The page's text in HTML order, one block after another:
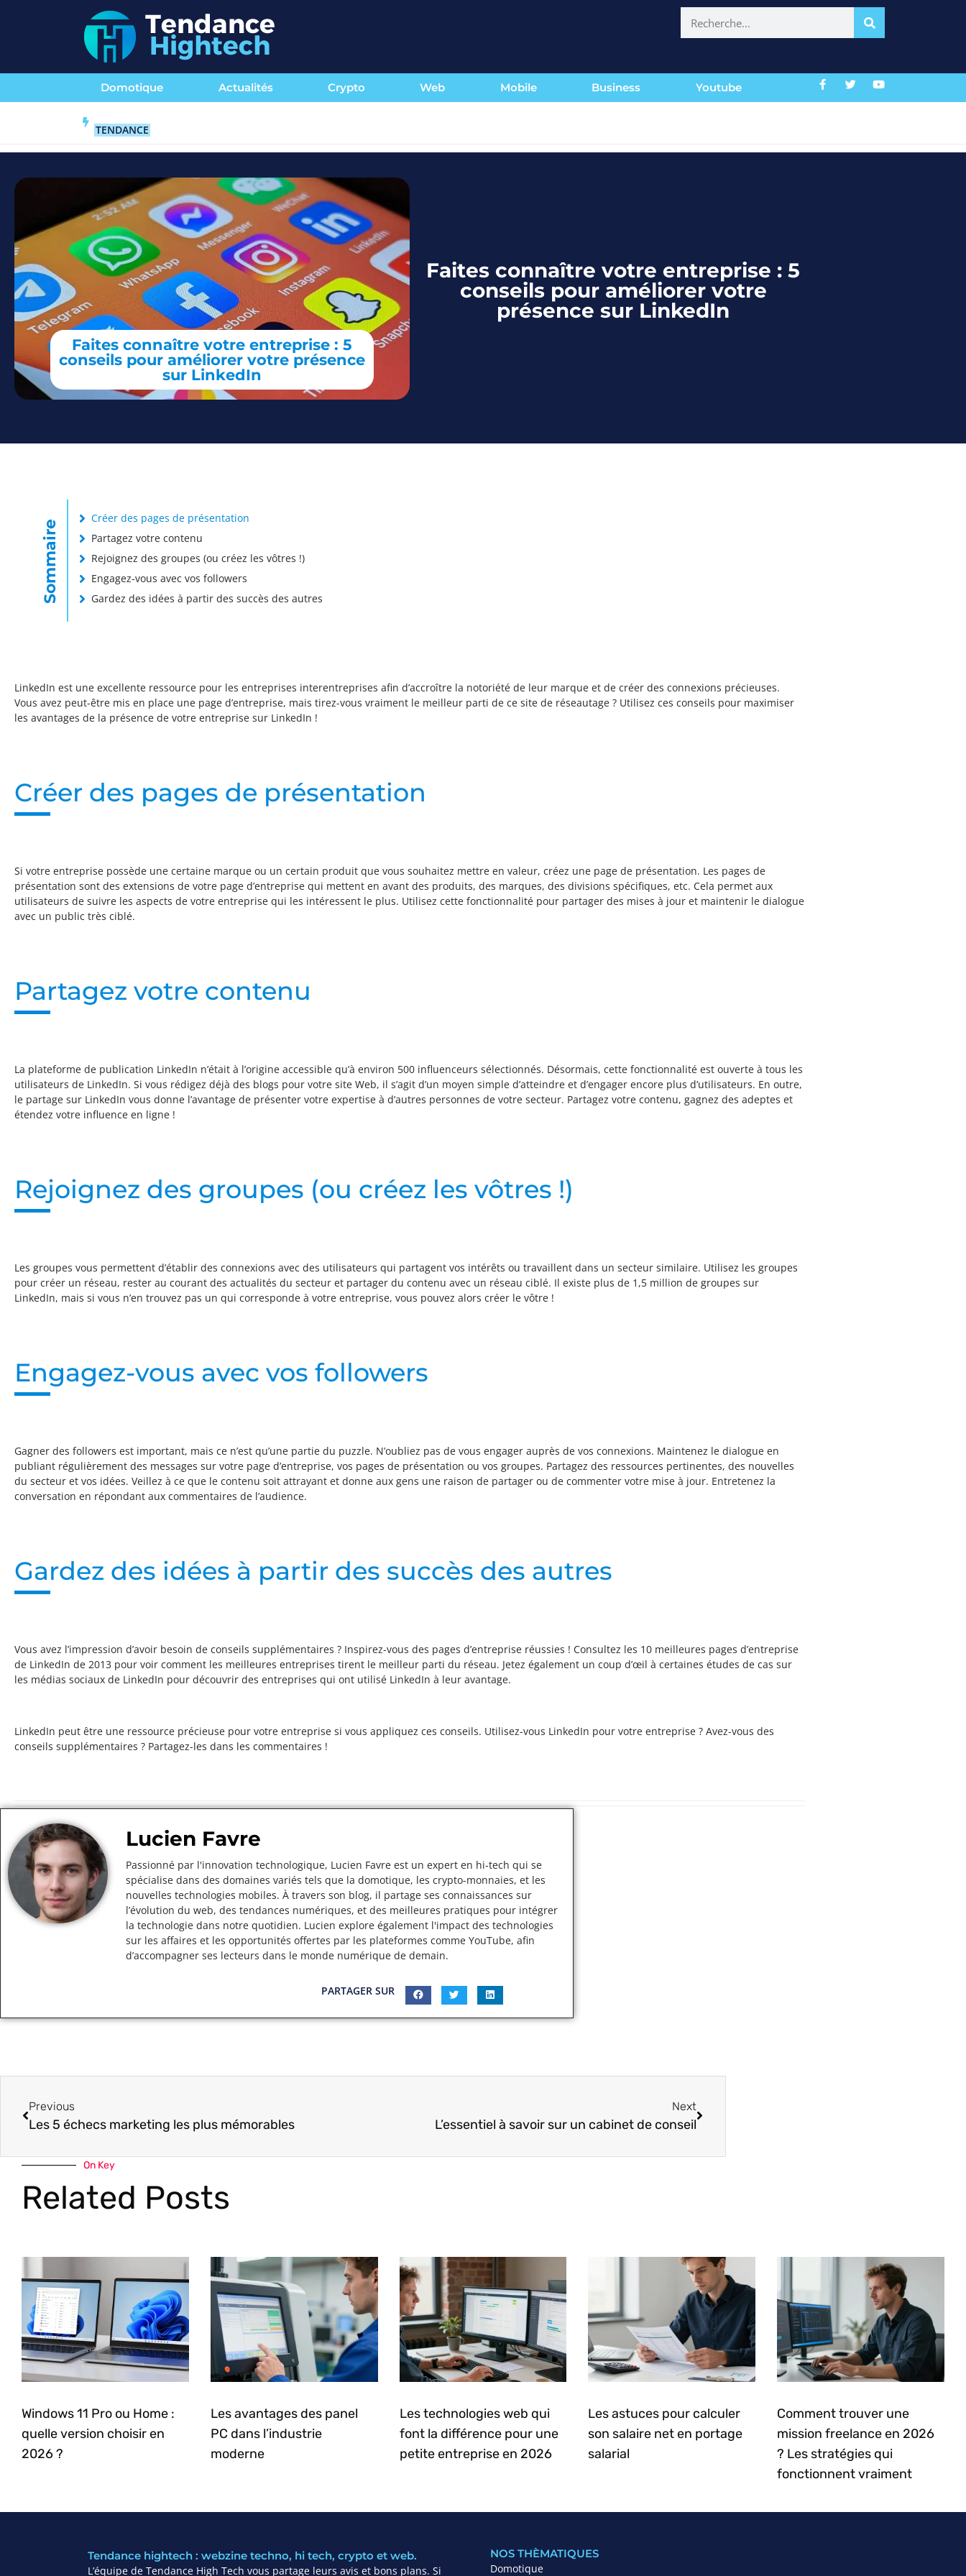
Domotique Actualités Crypto Web Mobile Business Youtube
TENDANCE
Faites connaître votre entreprise : 5
conseils pour améliorer votre présence
sur LinkedIn
Faites connaître votre entreprise : 5
conseils pour améliorer votre
présence sur LinkedIn
Sommaire
Créer des pages de présentation
Partagez votre contenu
Rejoignez des groupes (ou créez les vôtres !)
Engagez-vous avec vos followers
Gardez des idées à partir des succès des autres
LinkedIn est une excellente ressource pour les entreprises interentreprises afin d’accroître la notoriété de leur marque et de créer des connexions précieuses.
Vous avez peut-être mis en place une page d’entreprise, mais tirez-vous vraiment le meilleur parti de ce site de réseautage ? Utilisez ces conseils pour maximiser
les avantages de la présence de votre entreprise sur LinkedIn !
Créer des pages de présentation
Si votre entreprise possède une certaine marque ou un certain produit que vous souhaitez mettre en valeur, créez une page de présentation. Les pages de
présentation sont des extensions de votre page d’entreprise qui mettent en avant des produits, des marques, des divisions spécifiques, etc. Cela permet aux
utilisateurs de suivre les aspects de votre entreprise qui les intéressent le plus. Utilisez cette fonctionnalité pour partager des mises à jour et maintenir le dialogue
avec un public très ciblé.
Partagez votre contenu
La plateforme de publication LinkedIn n’était à l’origine accessible qu’à environ 500 influenceurs sélectionnés. Désormais, cette fonctionnalité est ouverte à tous les
utilisateurs de LinkedIn. Si vous rédigez déjà des blogs pour votre site Web, il s’agit d’un moyen simple d’atteindre et d’engager encore plus d’utilisateurs. En outre,
le partage sur LinkedIn vous donne l’avantage de présenter votre expertise à d’autres personnes de votre secteur. Partagez votre contenu, gagnez des adeptes et
étendez votre influence en ligne !
Rejoignez des groupes (ou créez les vôtres !)
Les groupes vous permettent d’établir des connexions avec des utilisateurs qui partagent vos intérêts ou travaillent dans un secteur similaire. Utilisez les groupes
pour créer un réseau, rester au courant des actualités du secteur et partager du contenu avec un réseau ciblé. Il existe plus de 1,5 million de groupes sur
LinkedIn, mais si vous n’en trouvez pas un qui corresponde à votre entreprise, vous pouvez alors créer le vôtre !
Engagez-vous avec vos followers
Gagner des followers est important, mais ce n’est qu’une partie du puzzle. N’oubliez pas de vous engager auprès de vos connexions. Maintenez le dialogue en
publiant régulièrement des messages sur votre page d’entreprise, vos pages de présentation ou vos groupes. Partagez des ressources pertinentes, des nouvelles
du secteur et vos idées. Veillez à ce que le contenu soit attrayant et donne aux gens une raison de partager ou de commenter votre mise à jour. Entretenez la
conversation en répondant aux commentaires de l’audience.
Gardez des idées à partir des succès des autres
Vous avez l’impression d’avoir besoin de conseils supplémentaires ? Inspirez-vous des pages d’entreprise réussies ! Consultez les 10 meilleures pages d’entreprise
de LinkedIn de 2013 pour voir comment les meilleures entreprises tirent le meilleur parti du réseau. Jetez également un coup d’œil à certaines études de cas sur
les médias sociaux de LinkedIn pour découvrir des entreprises qui ont utilisé LinkedIn à leur avantage.
LinkedIn peut être une ressource précieuse pour votre entreprise si vous appliquez ces conseils. Utilisez-vous LinkedIn pour votre entreprise ? Avez-vous des
conseils supplémentaires ? Partagez-les dans les commentaires !
Lucien Favre
Passionné par l'innovation technologique, Lucien Favre est un expert en hi-tech qui se
spécialise dans des domaines variés tels que la domotique, les crypto-monnaies, et les
nouvelles technologies mobiles. À travers son blog, il partage ses connaissances sur
l’évolution du web, des tendances numériques, et des meilleures pratiques pour intégrer
la technologie dans notre quotidien. Lucien explore également l'impact des technologies
sur les affaires et les opportunités offertes par les plateformes comme YouTube, afin
d’accompagner ses lecteurs dans le monde numérique de demain.
PARTAGER SUR
Previous
Les 5 échecs marketing les plus mémorables
Next
L’essentiel à savoir sur un cabinet de conseil
On Key
Related Posts
Windows 11 Pro ou Home :
quelle version choisir en
2026 ?
Les avantages des panel
PC dans l’industrie
moderne
Les technologies web qui
font la différence pour une
petite entreprise en 2026
Les astuces pour calculer
son salaire net en portage
salarial
Comment trouver une
mission freelance en 2026
? Les stratégies qui
fonctionnent vraiment
Tendance hightech : webzine techno, hi tech, crypto et web.
L’équipe de Tendance High Tech vous partage leurs avis et bons plans. Si
NOS THÈMATIQUES
Domotique